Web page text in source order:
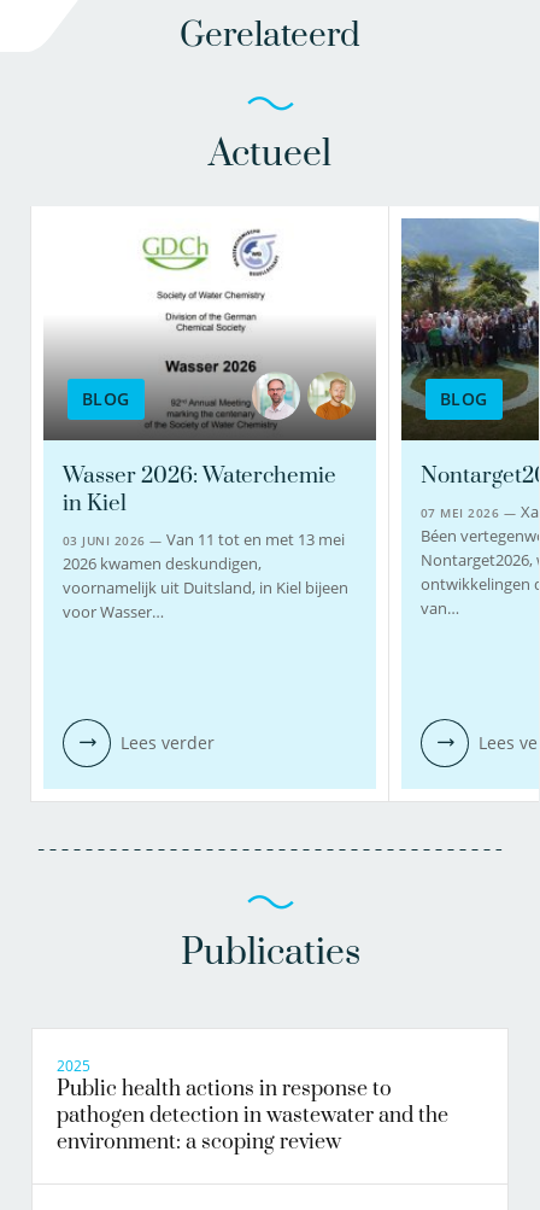
Gerelateerd
Actueel
BLOG
Wasser 2026: Waterchemie
in Kiel
03 JUNI 2026 —Van 11 tot en met 13 mei
2026 kwamen deskundigen,
voornamelijk uit Duitsland, in Kiel bijeen
voor Wasser…
Lees verder
BLOG
07 MEI 2026 —
Béen
Nontarget2026,
ontwikkelingen
van…
Lees
Publicaties
2025
Public health actions in response to
pathogen detection in wastewater and the
environment: a scoping review